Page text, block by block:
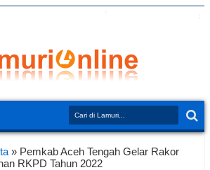
» Pemkab Aceh Tengah Gelar Rakor
RKPD Tahun 2022